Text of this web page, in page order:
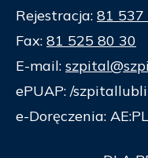
Rejestracja: 81 537
Fax: 81 525 80 30
E-mail:
ePUAP: /
e-Doręczenia: